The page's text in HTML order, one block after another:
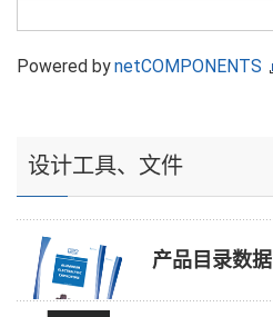
Powered bynetCOMPONENTS
设计工具、文件
产品目录数据